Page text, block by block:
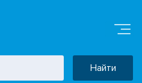
Найти